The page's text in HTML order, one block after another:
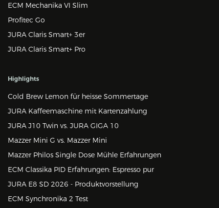
ECM Mechanika VI Slim
Profitec Go
JURA Claris Smart+ 3er
JURA Claris Smart+ Pro
Highlights
Cold Brew Lemon für heisse Sommertage
JURA Kaffeemaschine mit Kartenzahlung
JURA J10 Twin vs. JURA GIGA 10
Mazzer Mini G vs. Mazzer Mini
Mazzer Philos Single Dose Mühle Erfahrungen
ECM Classika PID Erfahrungen: Espresso pur
JURA E8 SD 2026 - Produktvorstellung
ECM Synchronika 2 Test